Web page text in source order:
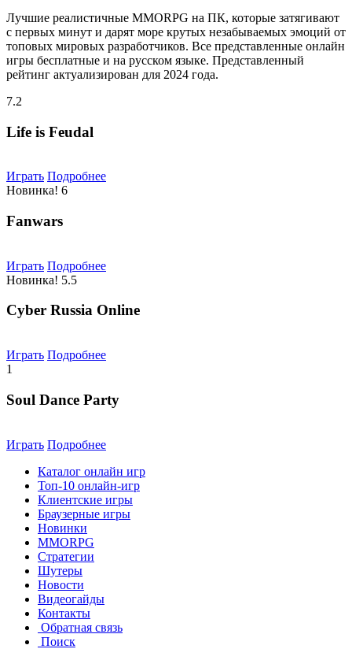
Лучшие реалистичные MMORPG на ПК, которые затягивают
с первых минут и дарят море крутых незабываемых эмоций от
топовых мировых разработчиков. Все представленные онлайн
игры бесплатные и на русском языке. Представленный
рейтинг актуализирован для 2024 года.
7.2
Life is Feudal
Играть Подробнее
Новинка! 6
Fanwars
Играть Подробнее
Новинка! 5.5
Cyber Russia Online
Играть Подробнее
1
Soul Dance Party
Играть Подробнее
Каталог онлайн игр
Топ-10 онлайн-игр
Клиентские игры
Браузерные игры
Новинки
MMORPG
Стратегии
Шутеры
Новости
Видеогайды
Контакты
Обратная связь
Поиск